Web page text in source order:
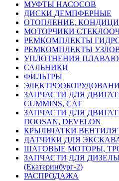
МУФТЫ НАСОСОВ
ДИСКИ ДЕМПФЕРНЫЕ
ОТОПЛЕНИЕ,
МОТОРЧИКИ
РЕМКОМПЛЕКТЫ
РЕМКОМПЛЕКТЫ
УПЛОТНЕНИЯ
САЛЬНИКИ
ФИЛЬТРЫ
ЗАПЧАСТИ ДЛЯ
CUMMINS, CAT
ЗАПЧАСТИ ДЛЯ
DOOSAN, DEVELON
КРЫЛЬЧАТКИ
ДАТЧИКИ ДЛЯ
ШАГОВЫЕ МОТОРЫ,
ЗАПЧАСТИ ДЛЯ
(Екатеринбург-2)
РАСПРОДАЖА